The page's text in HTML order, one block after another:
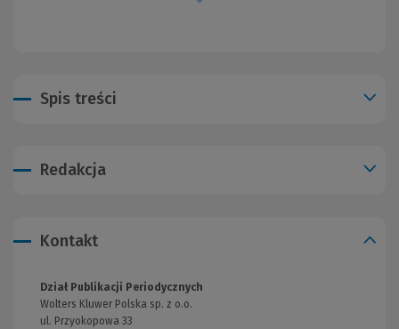
Spis treści
Redakcja
Kontakt
Dział Publikacji Periodycznych
Wolters Kluwer Polska sp. z o.o.
ul. Przyokopowa 33